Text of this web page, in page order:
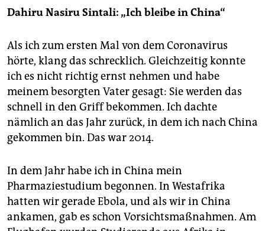
Dahiru Nasiru Sintali: „Ich bleibe in China“
Als ich zum ersten Mal von dem Coronavirus
hörte, klang das schrecklich. Gleichzeitig konnte
ich es nicht richtig ernst nehmen und habe
meinem besorgten Vater gesagt: Sie werden das
schnell in den Griff bekommen. Ich dachte
nämlich an das Jahr zurück, in dem ich nach China
gekommen bin. Das war 2014.
In dem Jahr habe ich in China mein
Pharmaziestudium begonnen. In Westafrika
hatten wir gerade Ebola, und als wir in China
ankamen, gab es schon Vorsichtsmaßnahmen. Am